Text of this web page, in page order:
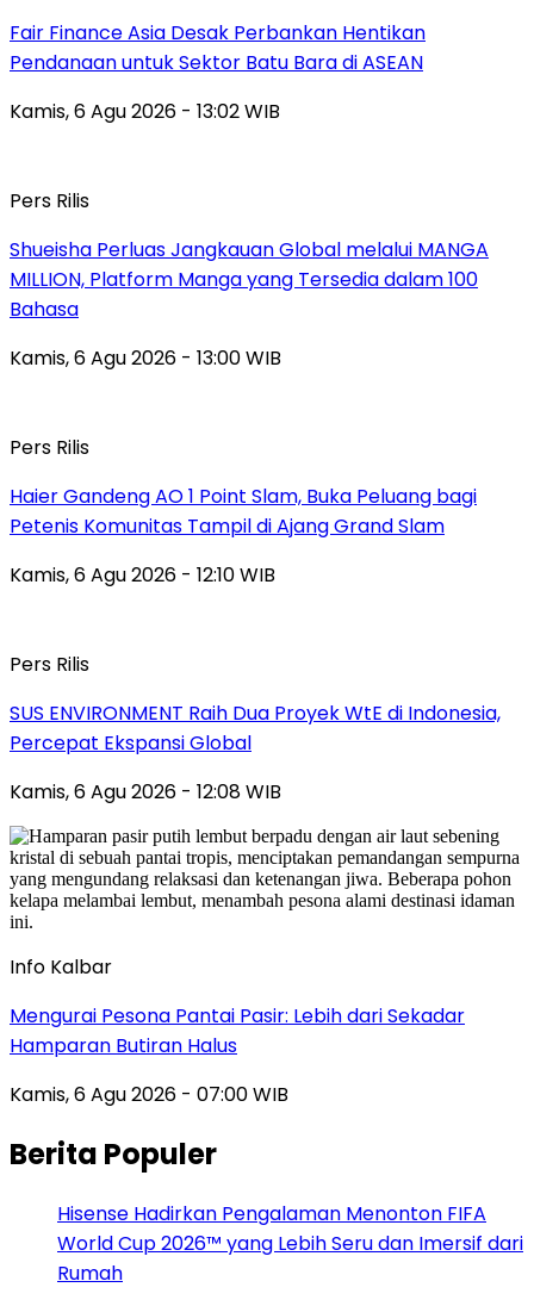
Fair Finance Asia Desak Perbankan Hentikan
Pendanaan untuk Sektor Batu Bara di ASEAN
Kamis, 6 Agu 2026 - 13:02 WIB
Pers Rilis
Shueisha Perluas Jangkauan Global melalui MANGA
MILLION, Platform Manga yang Tersedia dalam 100
Bahasa
Kamis, 6 Agu 2026 - 13:00 WIB
Pers Rilis
Haier Gandeng AO 1 Point Slam, Buka Peluang bagi
Petenis Komunitas Tampil di Ajang Grand Slam
Kamis, 6 Agu 2026 - 12:10 WIB
Pers Rilis
SUS ENVIRONMENT Raih Dua Proyek WtE di Indonesia,
Percepat Ekspansi Global
Kamis, 6 Agu 2026 - 12:08 WIB
Info Kalbar
Mengurai Pesona Pantai Pasir: Lebih dari Sekadar
Hamparan Butiran Halus
Kamis, 6 Agu 2026 - 07:00 WIB
Berita Populer
Hisense Hadirkan Pengalaman Menonton FIFA
World Cup 2026™ yang Lebih Seru dan Imersif dari
Rumah